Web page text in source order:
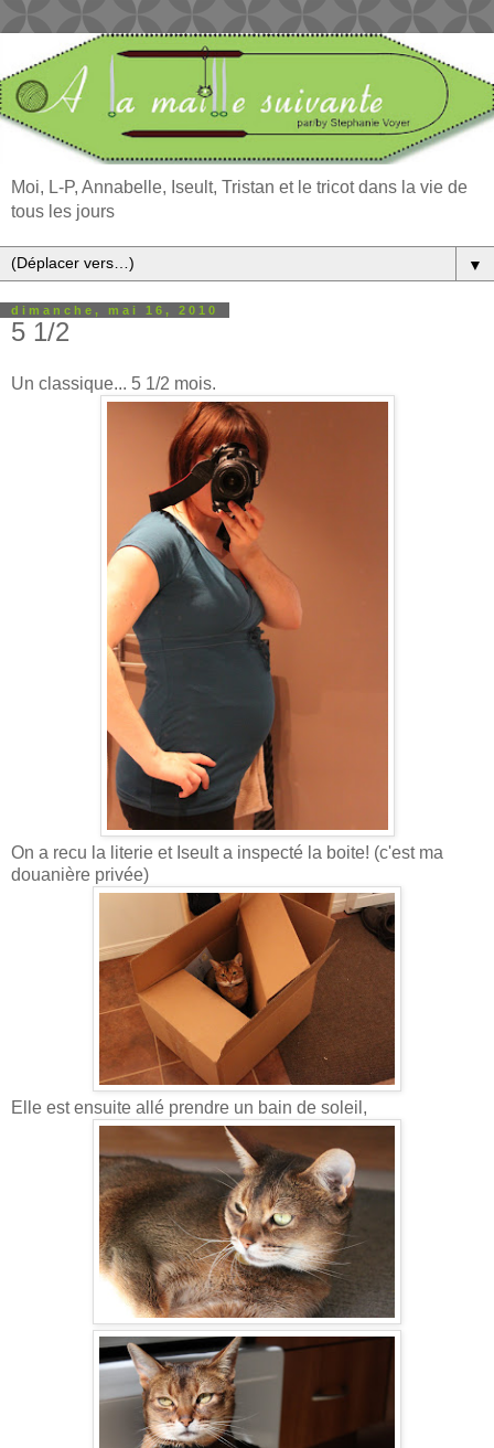
Moi, L-P, Annabelle, Iseult, Tristan et le tricot dans la vie de
tous les jours
▼
dimanche, mai 16, 2010
5 1/2
Un classique... 5 1/2 mois.
On a recu la literie et Iseult a inspecté la boite! (c'est ma
douanière privée)
Elle est ensuite allé prendre un bain de soleil,